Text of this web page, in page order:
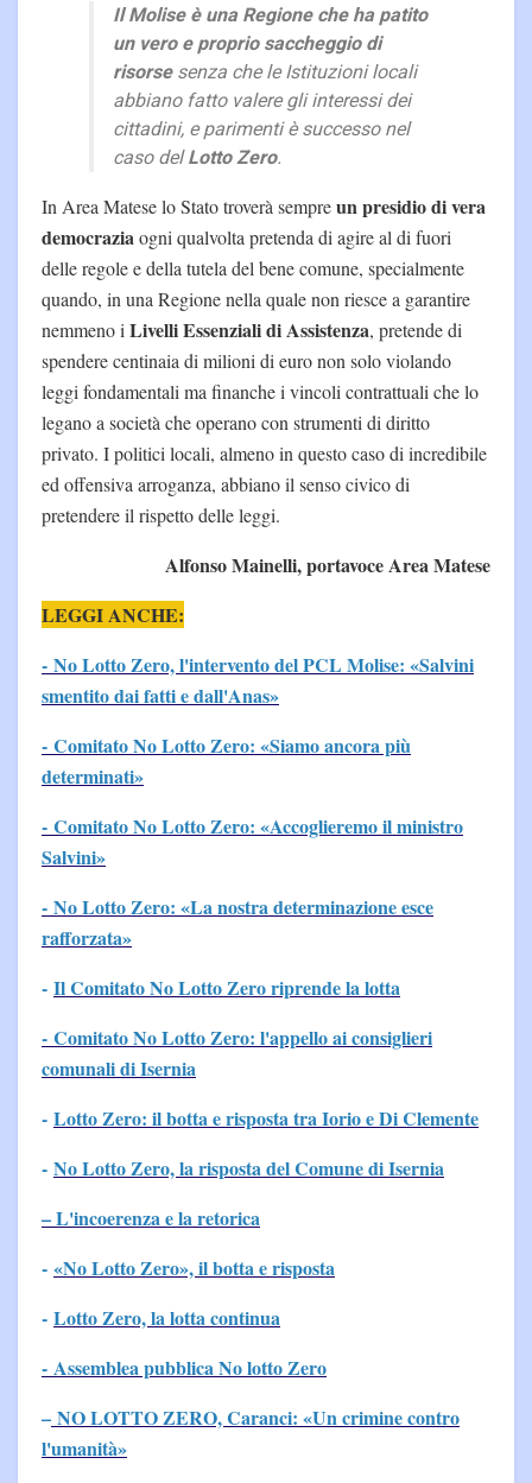
Il Molise è una Regione che ha patito
un vero e proprio saccheggio di
risorsesenza che le Istituzioni locali
abbiano fatto valere gli interessi dei
cittadini, e parimenti è successo nel
caso delLotto Zero.
In Area Matese lo Stato troverà sempreun presidio di vera
democraziaogni qualvolta pretenda di agire al di fuori
delle regole e della tutela del bene comune, specialmente
quando, in una Regione nella quale non riesce a garantire
nemmeno i Livelli Essenziali di Assistenza, pretende di
spendere centinaia di milioni di euro non solo violando
leggi fondamentali ma finanche i vincoli contrattuali che lo
legano a società che operano con strumenti di diritto
privato. I politici locali, almeno in questo caso di incredibile
ed offensiva arroganza, abbiano il senso civico di
pretendere il rispetto delle leggi.
Alfonso Mainelli, portavoce Area Matese
LEGGI ANCHE:
- No Lotto Zero, l'intervento del PCL Molise: «Salvini
smentito dai fatti e dall'Anas»
- Comitato No Lotto Zero: «Siamo ancora più
determinati»
- Comitato No Lotto Zero: «Accoglieremo il ministro
Salvini»
- No Lotto Zero: «La nostra determinazione esce
rafforzata»
- Il Comitato No Lotto Zero riprende la lotta
- Comitato No Lotto Zero: l'appello ai consiglieri
comunali di Isernia
- Lotto Zero: il botta e risposta tra Iorio e Di Clemente
- No Lotto Zero, la risposta del Comune di Isernia
– L'incoerenza e la retorica
- «No Lotto Zero», il botta e risposta
- Lotto Zero, la lotta continua
- Assemblea pubblica No lotto Zero
– NO LOTTO ZERO, Caranci: «Un crimine contro
l'umanità»